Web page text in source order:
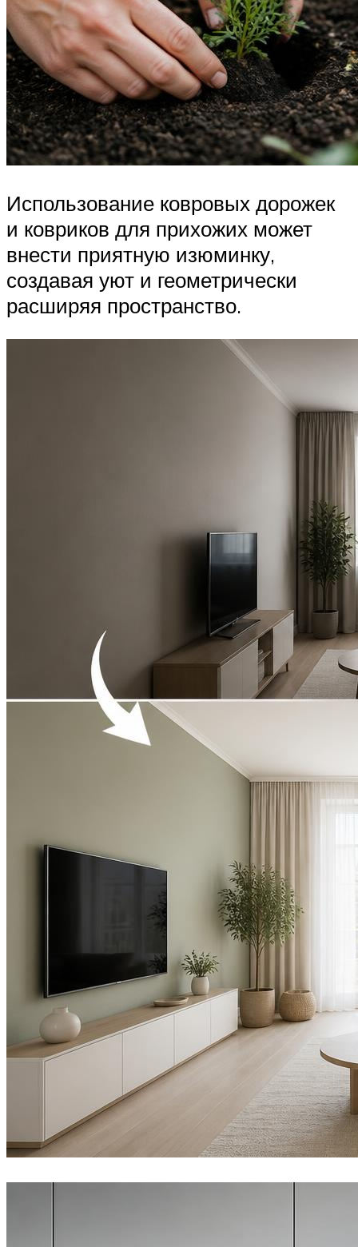
Использование ковровых дорожек
и ковриков для прихожих может
внести приятную изюминку,
создавая уют и геометрически
расширяя пространство.